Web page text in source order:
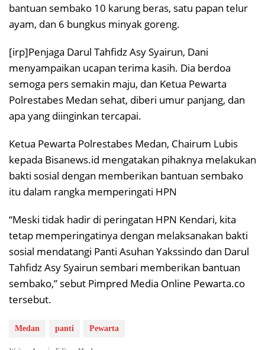
bantuan sembako 10 karung beras, satu papan telur
ayam, dan 6 bungkus minyak goreng.
[irp]Penjaga Darul Tahfidz Asy Syairun, Dani
menyampaikan ucapan terima kasih. Dia berdoa
semoga pers semakin maju, dan Ketua Pewarta
Polrestabes Medan sehat, diberi umur panjang, dan
apa yang diinginkan tercapai.
Ketua Pewarta Polrestabes Medan, Chairum Lubis
kepada Bisanews.id mengatakan pihaknya melakukan
bakti sosial dengan memberikan bantuan sembako
itu dalam rangka memperingati HPN
“Meski tidak hadir di peringatan HPN Kendari, kita
tetap memperingatinya dengan melaksanakan bakti
sosial mendatangi Panti Asuhan Yakssindo dan Darul
Tahfidz Asy Syairun sembari memberikan bantuan
sembako,” sebut Pimpred Media Online Pewarta.co
tersebut.
Medan panti Pewarta